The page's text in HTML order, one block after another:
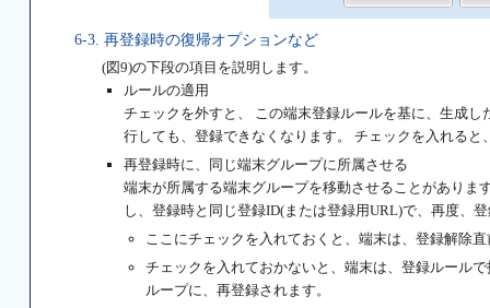
6-3. 再登録時の復帰オプションなど
(図9)の下段の項目を説明します。
ルールの適用
チェックを外すと、 この端末登録ルールを基に、生成
行しても、登録できなくなります。 チェックを入れる
再登録時に、同じ端末グループに所属させる
端末が所属する端末グループを移動させることがあり
し、登録時と同じ登録ID(または登録用URL)で、再度、
ここにチェックを入れておくと、端末は、登録解除
チェックを入れておかないと、端末は、登録ルール
ループに、再登録されます。